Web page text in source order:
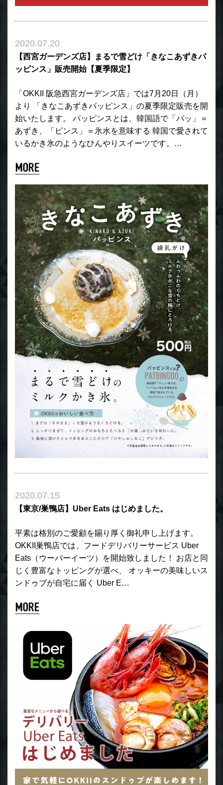
2020.07.20
【西宮ガーデンズ店】まるで雪どけ「きなこあずきパ
ッピンス」販売開始【夏季限定】
「OKKII 阪急西宮ガーデンズ店」では7月20日（月）
より 「きなこあずきパッピンス」の夏季限定販売を開
始いたします。 パッピンスとは、韓国語で「パッ」＝
あずき、「ピンス」＝氷水を意味する 韓国で愛されて
いるかき氷のようなひんやりスイーツです。…
2020.07.15
【東京/巣鴨店】Uber Eats はじめました。
平素は格別のご愛顧を賜り厚く御礼申し上げます。
OKKII巣鴨店では、フードデリバリーサービス Uber
Eats（ウーバーイーツ）を開始致しました！ お店と同
じく豊富なトッピングが選べ、 オッキーの美味しいス
ンドゥブが自宅に届く Uber E…